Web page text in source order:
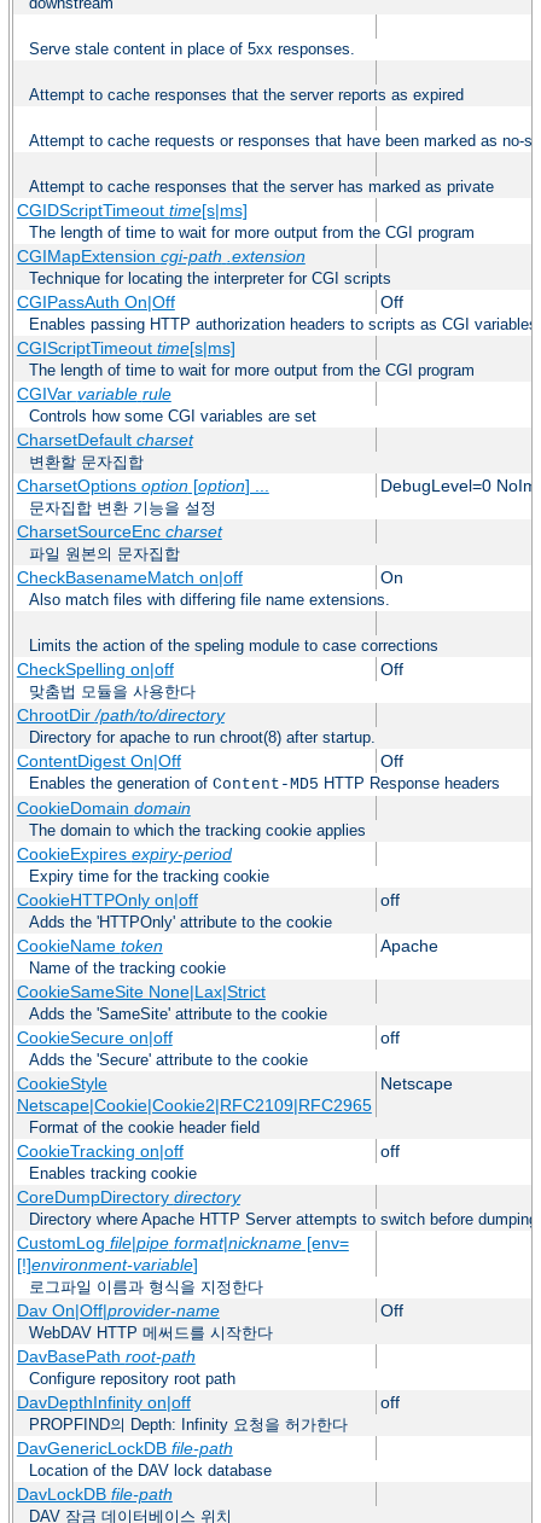
Serve stale content in place of 5xx responses.
Attempt to cache responses that the server reports as expired
Attempt to cache requests or responses that have been marked as no-
Attempt to cache responses that the server has marked as private
CGIDScriptTimeout time[s|ms]
The length of time to wait for more output from the CGI program
CGIMapExtension cgi-path .extension
Technique for locating the interpreter for CGI scripts
CGIPassAuth On|Off Off
Enables passing HTTP authorization headers to scripts as CGI variables
CGIScriptTimeout time[s|ms]
The length of time to wait for more output from the CGI program
CGIVar variable rule
Controls how some CGI variables are set
CharsetDefault charset
변환할 문자집합
CharsetOptions option[option] ... DebugLevel=0
문자집합 변환 기능을 설정
CharsetSourceEnc charset
파일 원본의 문자집합
CheckBasenameMatch on|off On
Also match files with differing file name extensions.
Limits the action of the speling module to case corrections
CheckSpelling on|off Off
맞춤법 모듈을 사용한다
ChrootDir/path/to/directory
Directory for apache to run chroot(8) after startup.
ContentDigest On|Off Off
Enables the generation of Content-MD5 HTTP Response headers
CookieDomain domain
The domain to which the tracking cookie applies
CookieExpires expiry-period
Expiry time for the tracking cookie
CookieHTTPOnly on|off off
Adds the 'HTTPOnly' attribute to the cookie
CookieName token Apache
Name of the tracking cookie
CookieSameSite None|Lax|Strict
Adds the 'SameSite' attribute to the cookie
CookieSecure on|off off
Adds the 'Secure' attribute to the cookie
CookieStyle
Netscape|Cookie|Cookie2|RFC2109|RFC2965
Netscape
Format of the cookie header field
CookieTracking on|off off
Enables tracking cookie
CoreDumpDirectory directory
Directory where Apache HTTP Server attempts to switch before dumping
CustomLog file|pipe format|nickname[env=
[!]environment-variable]
로그파일 이름과 형식을 지정한다
Dav On|Off|provider-name Off
WebDAV HTTP 메써드를 시작한다
DavBasePath root-path
Configure repository root path
DavDepthInfinity on|off off
PROPFIND의 Depth: Infinity 요청을 허가한다
DavGenericLockDB file-path
Location of the DAV lock database
DavLockDB file-path
DAV 잠금 데이터베이스 위치